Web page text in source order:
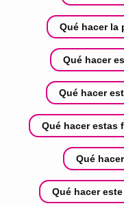
Qué hacer la
Qué hacer
Qué hacer
Qué hacer estas
Qué
Qué hacer